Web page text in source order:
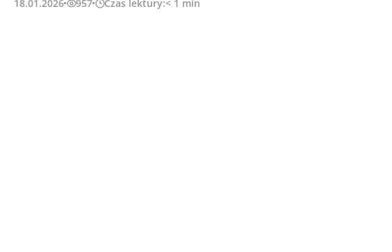
18.01.2026 957 Czas lektury:< 1 min